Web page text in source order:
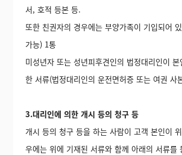
서, 호적 등본 등.
또한 친권자의 경우에는 부양가족이 기입되어
가능) 1통
미성년자 또는 성년피후견인의 법정대리인이
한 서류(법정대리인의 운전면허증 또는 여권 사
3.대리인에 의한 개시 등의 청구 등
개시 등의 청구 등을 하는 사람이 고객 본인이
우에는 위에 기재된 서류와 함께 아래의 서류를